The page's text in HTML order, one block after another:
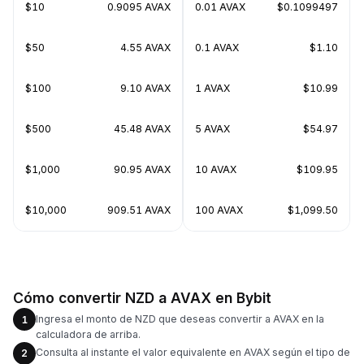
$10 0.9095 AVAX
$50 4.55 AVAX
$100 9.10 AVAX
$500 45.48 AVAX
$1,000 90.95 AVAX
$10,000 909.51 AVAX
0.01 AVAX $0.1099497
0.1 AVAX $1.10
1 AVAX $10.99
5 AVAX $54.97
10 AVAX $109.95
100 AVAX $1,099.50
Cómo convertir NZD a AVAX en Bybit
1
Ingresa el monto de NZD que deseas convertir a AVAX en la
calculadora de arriba.
2
Consulta al instante el valor equivalente en AVAX según el tipo de